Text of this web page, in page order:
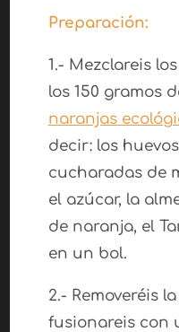
Preparación:
1.- Mezclareis
los 150 gramos
naranjas
decir: los
cucharadas de
el azúcar, la
de naranja, el
en un bol.
2.- Removeréis
fusionareis con